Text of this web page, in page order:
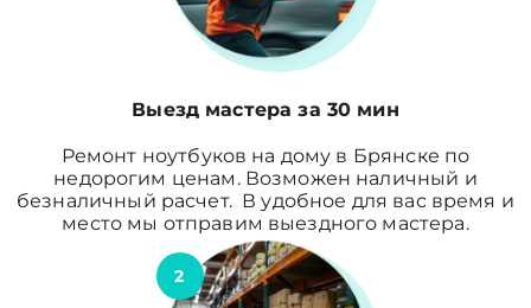
Выезд мастера за 30 мин
Ремонт ноутбуков на дому в Брянске по
недорогим ценам. Возможен наличный и
безналичный расчет. В удобное для вас время и
место мы отправим выездного мастера.
2